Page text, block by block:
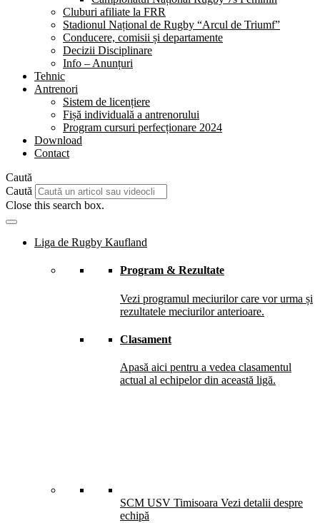
Cluburi afiliate la FRR
Stadionul Național de Rugby “Arcul de Triumf”
Conducere, comisii și departamente
Decizii Disciplinare
Info – Anunțuri
Tehnic
Antrenori
Sistem de licențiere
Fișă individuală a antrenorului
Program cursuri perfecționare 2024
Download
Contact
Caută
Caută
Close this search box.
Liga de Rugby Kaufland
Program & Rezultate
Vezi programul meciurilor care vor urma și
rezultatele meciurilor anterioare.
Clasament
Apasă aici pentru a vedea clasamentul
actual al echipelor din această ligă.
SCM USV Timisoara Vezi detalii despre
echipă